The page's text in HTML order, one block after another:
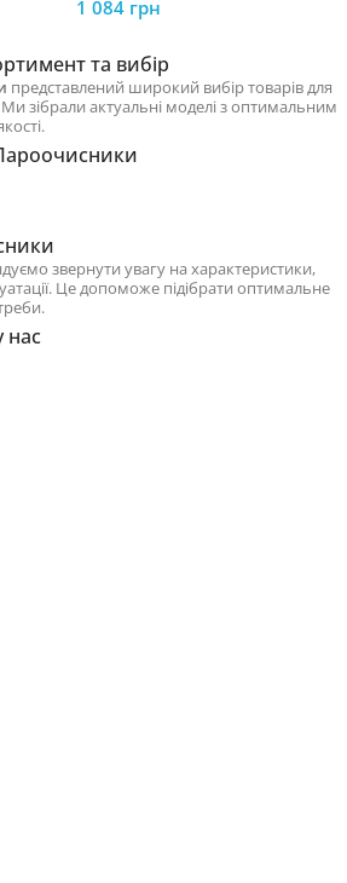
1 084 грн
та вибір
представлений широкий вибір товарів для
зібрали актуальні моделі з оптимальним
звернути увагу на характеристики,
Це допоможе підібрати оптимальне
нас